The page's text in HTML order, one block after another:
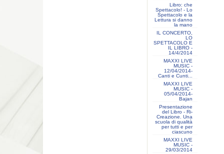
Libro: che
Spettacolo! - Lo
Spettacolo e la
Lettura si danno
la mano
IL CONCERTO,
LO
SPETTACOLO E
IL LIBRO -
14/4/2014
MAXXI LIVE
MUSIC -
12/04/2014-
Canti e Cunti...
MAXXI LIVE
MUSIC -
05/04/2014-
Bajan
Presentazione
del Libro - Ri-
Creazione. Una
scuola di qualità
per tutti e per
ciascuno
MAXXI LIVE
MUSIC -
29/03/2014